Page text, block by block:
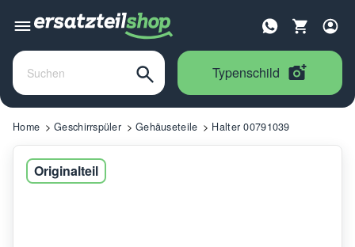
Typenschild
Home Geschirrspüler Gehäuseteile Halter 00791039
Originalteil